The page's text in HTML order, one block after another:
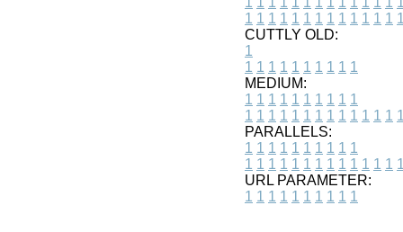
1 1 1 1 1 1 1 1 1 1 1 1 1 1
CUTTLY OLD:
1
1 1 1 1 1 1 1 1 1 1
MEDIUM:
1 1 1 1 1 1 1 1 1 1
1 1 1 1 1 1 1 1 1 1 1 1 1 1
PARALLELS:
1 1 1 1 1 1 1 1 1 1
1 1 1 1 1 1 1 1 1 1 1 1 1 1
URL PARAMETER:
1 1 1 1 1 1 1 1 1 1